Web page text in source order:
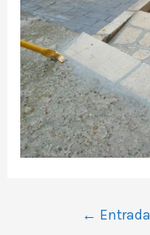
Navegación
← Entrada